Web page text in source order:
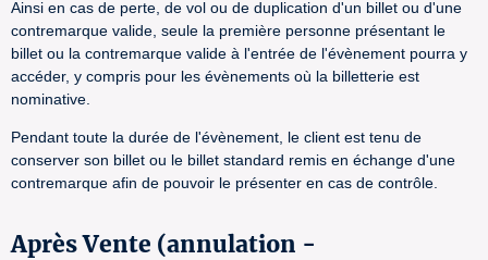
Ainsi en cas de perte, de vol ou de duplication d'un billet ou d'une
contremarque valide, seule la première personne présentant le
billet ou la contremarque valide à l'entrée de l'évènement pourra y
accéder, y compris pour les évènements où la billetterie est
nominative.
Pendant toute la durée de l'évènement, le client est tenu de
conserver son billet ou le billet standard remis en échange d'une
contremarque afin de pouvoir le présenter en cas de contrôle.
Après Vente (annulation -